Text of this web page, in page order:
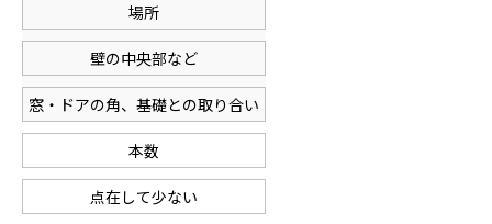
場所
壁の中央部など
窓・ドアの角、基礎との取り合い
本数
点在して少ない